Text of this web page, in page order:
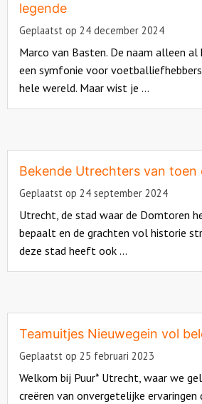
legende
Geplaatst op 24 december 2024
Marco van Basten. De naam alleen
een symfonie voor
hele wereld. Maar wist je ...
about
Bekende Utrechters van toen
Geplaatst op 24 september 2024
Utrecht, de stad waar de Domtoren
bepaalt en de grachten vol historie
deze stad heeft ook ...
about
Teamuitjes Nieuwegein vol
Geplaatst op 25 februari 2023
Welkom bij Puur* Utrecht, waar we
creëren van onvergetelijke ervaringen